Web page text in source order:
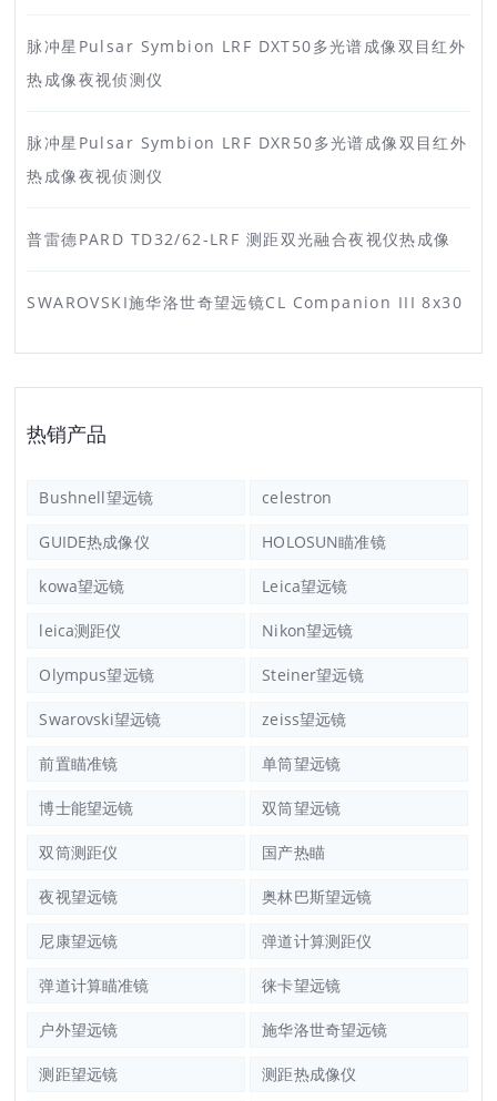
脉冲星Pulsar Symbion LRF DXT50多光谱成像双目红外
热成像夜视侦测仪
脉冲星Pulsar Symbion LRF DXR50多光谱成像双目红外
热成像夜视侦测仪
普雷德PARD TD32/62-LRF 测距双光融合夜视仪热成像
SWAROVSKI施华洛世奇望远镜CL Companion III 8x30
热销产品
Bushnell望远镜 celestron
GUIDE热成像仪 HOLOSUN瞄准镜
kowa望远镜 Leica望远镜
leica测距仪 Nikon望远镜
Olympus望远镜 Steiner望远镜
Swarovski望远镜 zeiss望远镜
前置瞄准镜 单筒望远镜
博士能望远镜 双筒望远镜
双筒测距仪 国产热瞄
夜视望远镜 奥林巴斯望远镜
尼康望远镜 弹道计算测距仪
弹道计算瞄准镜 徕卡望远镜
户外望远镜 施华洛世奇望远镜
测距望远镜 测距热成像仪